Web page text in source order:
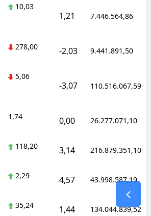
10,03
1,21 7.446.564,86
278,00 -2,03 9.441.891,50
5,06
-3,07 110.516.067,59
1,74 0,00 26.277.071,10
118,20 3,14 216.879.351,10
2,29 4,57 43.998.587,19
35,24 1,44 134.044.839,52